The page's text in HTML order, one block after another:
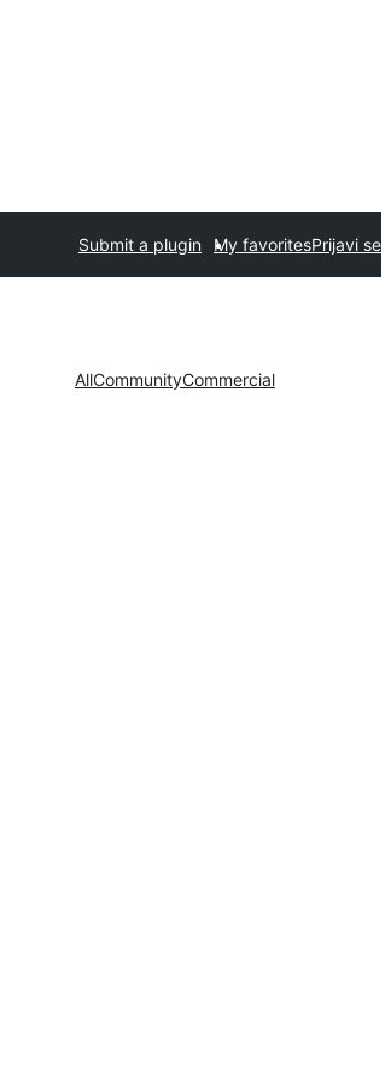
Submit a plugin My favoritesPrijavi se
AllCommunityCommercial